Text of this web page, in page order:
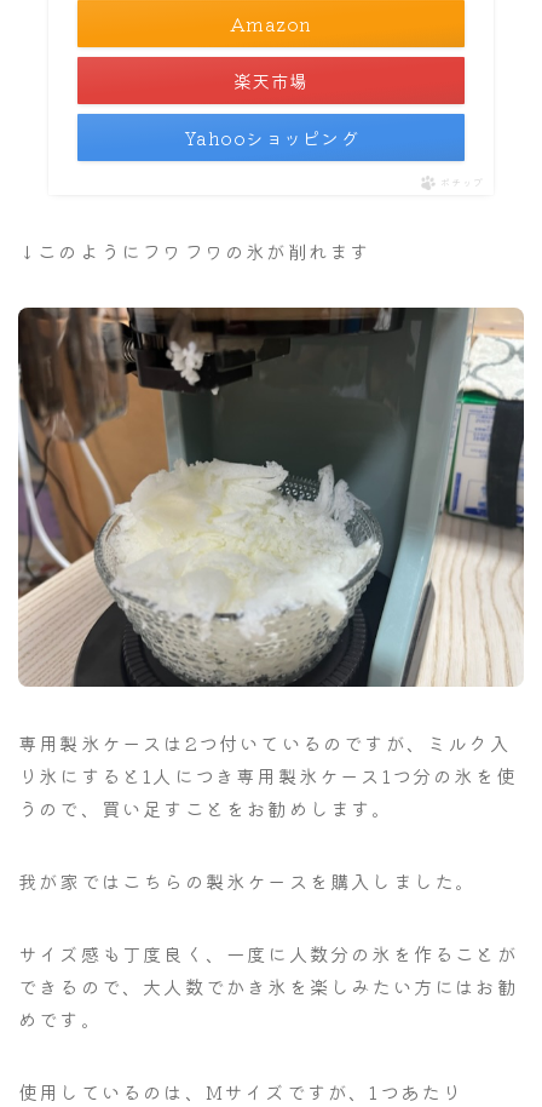
Amazon
楽天市場
Yahooショッピング
ポチップ
↓このようにフワフワの氷が削れます
専用製氷ケースは2つ付いているのですが、ミルク入
り氷にすると1人につき専用製氷ケース1つ分の氷を使
うので、買い足すことをお勧めします。
我が家ではこちらの製氷ケースを購入しました。
サイズ感も丁度良く、一度に人数分の氷を作ることが
できるので、大人数でかき氷を楽しみたい方にはお勧
めです。
使用しているのは、Mサイズですが、1つあたり